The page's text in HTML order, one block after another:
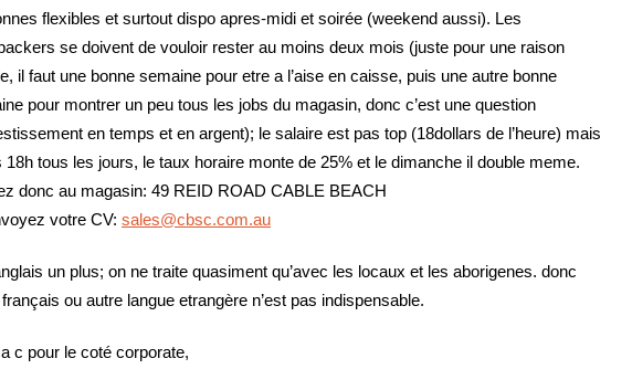
flexibles et surtout dispo apres-midi et soirée (weekend aussi). Les
se doivent de vouloir rester au moins deux mois (juste pour une raison
il faut une bonne semaine pour etre a l’aise en caisse, puis une autre bonne
pour montrer un peu tous les jobs du magasin, donc c’est une question
en temps et en argent); le salaire est pas top (18dollars de l’heure) mais
18h tous les jours, le taux horaire monte de 25% et le dimanche il double meme.
donc au magasin: 49 REID ROAD CABLE BEACH
votre CV: sales@cbsc.com.au
un plus; on ne traite quasiment qu’avec les locaux et les aborigenes. donc
ou autre langue etrangère n’est pas indispensable.
c pour le coté corporate,